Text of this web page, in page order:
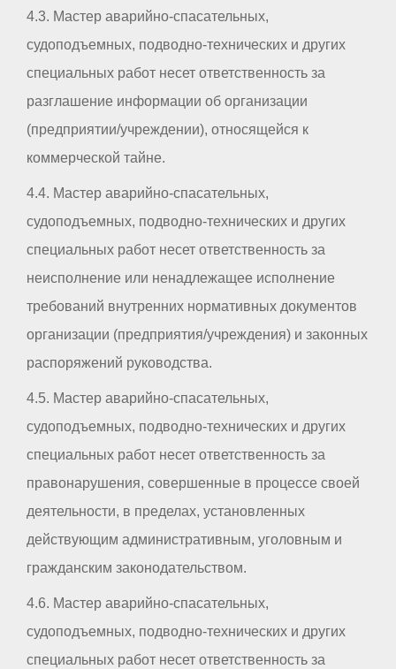
4.3. Мастер аварийно-спасательных,
судоподъемных, подводно-технических и других
специальных работ несет ответственность за
разглашение информации об организации
(предприятии/учреждении), относящейся к
коммерческой тайне.
4.4. Мастер аварийно-спасательных,
судоподъемных, подводно-технических и других
специальных работ несет ответственность за
неисполнение или ненадлежащее исполнение
требований внутренних нормативных документов
организации (предприятия/учреждения) и законных
распоряжений руководства.
4.5. Мастер аварийно-спасательных,
судоподъемных, подводно-технических и других
специальных работ несет ответственность за
правонарушения, совершенные в процессе своей
деятельности, в пределах, установленных
действующим административным, уголовным и
гражданским законодательством.
4.6. Мастер аварийно-спасательных,
судоподъемных, подводно-технических и других
специальных работ несет ответственность за